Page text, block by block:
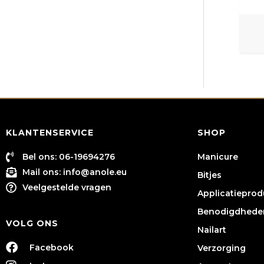
KLANTENSERVICE
Bel ons: 06-19694276
Mail ons: info@anole.eu
Veelgestelde vragen
VOLG ONS
Facebook
SHOP
Manicure
Bitjes
Nailart
Verzorging